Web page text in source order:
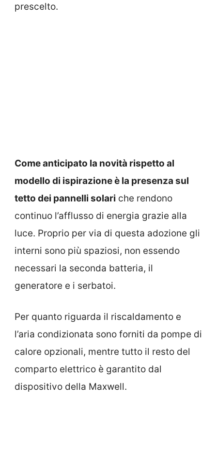
prescelto.
Come anticipato la novità rispetto al
modello di ispirazione è la presenza sul
tetto dei pannelli solari che rendono
continuo l’afflusso di energia grazie alla
luce. Proprio per via di questa adozione gli
interni sono più spaziosi, non essendo
necessari la seconda batteria, il
generatore e i serbatoi.
Per quanto riguarda il riscaldamento e
l’aria condizionata sono forniti da pompe di
calore opzionali, mentre tutto il resto del
comparto elettrico è garantito dal
dispositivo della Maxwell.